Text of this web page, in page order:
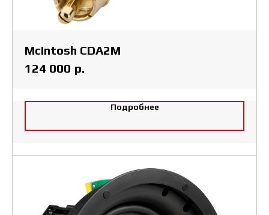
McIntosh CDA2M
124 000 р.
Подробнее